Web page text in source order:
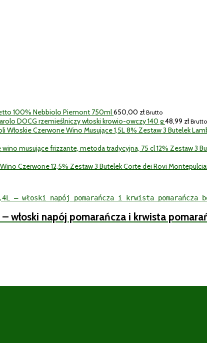
100% Nebbiolo Piemont 750ml650,00 zł Brutto
DOCG rzemieślniczy włoski krowio-owczy 140 g48,99 zł Brutto
Zestaw 3 Butelek
Zestaw 3
Zestaw 3 Butelek Corte dei Rovi
włoski napój pomarańcza i krwista